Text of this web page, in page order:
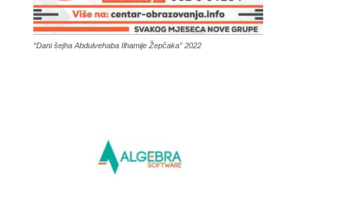
“Dani šejha Abdulvehaba Ilhamije Žepčaka” 2022